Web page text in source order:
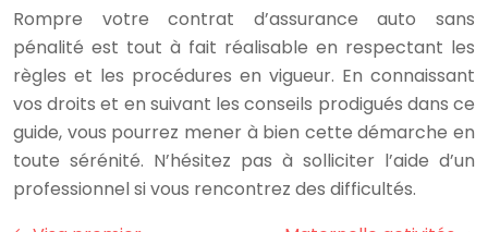
Rompre votre contrat d’assurance auto sans
pénalité est tout à fait réalisable en respectant les
règles et les procédures en vigueur. En connaissant
vos droits et en suivant les conseils prodigués dans ce
guide, vous pourrez mener à bien cette démarche en
toute sérénité. N’hésitez pas à solliciter l’aide d’un
professionnel si vous rencontrez des difficultés.